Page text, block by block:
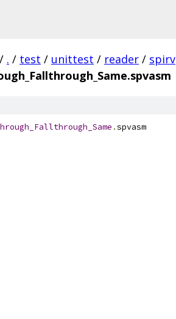
/ . / test / unittest / reader / spirv
.spvasm